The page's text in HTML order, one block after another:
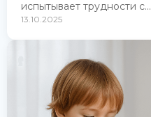
испытывает трудности с...
13.10.2025